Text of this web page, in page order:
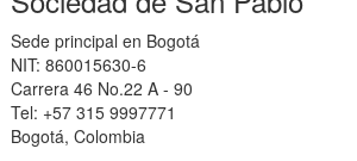
Sede principal en Bogotá
NIT: 860015630-6
Carrera 46 No.22 A - 90
Tel: +57 315 9997771
Bogotá, Colombia